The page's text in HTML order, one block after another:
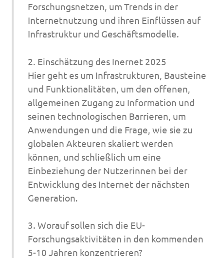
Forschungsnetzen, um Trends in der
Internetnutzung und ihren Einflüssen auf
Infrastruktur und Geschäftsmodelle.
2. Einschätzung des Inernet 2025
Hier geht es um Infrastrukturen, Bausteine
und Funktionalitäten, um den offenen,
allgemeinen Zugang zu Information und
seinen technologischen Barrieren, um
Anwendungen und die Frage, wie sie zu
globalen Akteuren skaliert werden
können, und schließlich um eine
Einbeziehung der Nutzerinnen bei der
Entwicklung des Internet der nächsten
Generation.
3. Worauf sollen sich die EU-
Forschungsaktivitäten in den kommenden
5-10 Jahren konzentrieren?